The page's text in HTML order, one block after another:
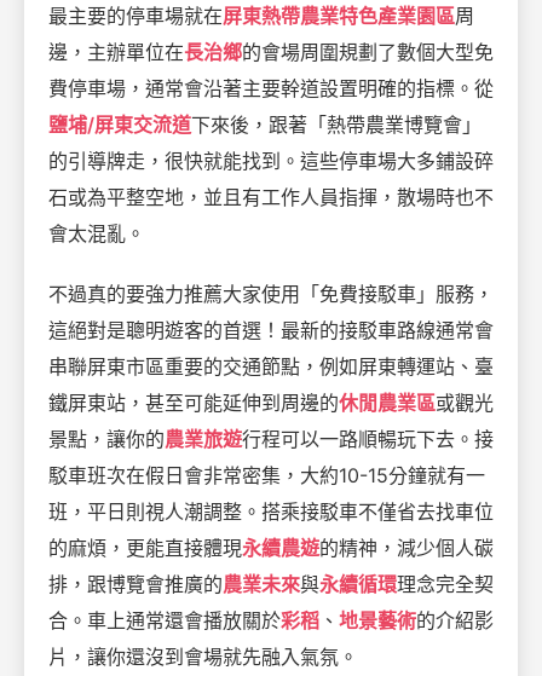
最主要的停車場就在屏東熱帶農業特色產業園區周
邊，主辦單位在長治鄉的會場周圍規劃了數個大型免
費停車場，通常會沿著主要幹道設置明確的指標。從
鹽埔/屏東交流道下來後，跟著「熱帶農業博覽會」
的引導牌走，很快就能找到。這些停車場大多鋪設碎
石或為平整空地，並且有工作人員指揮，散場時也不
會太混亂。
不過真的要強力推薦大家使用「免費接駁車」服務，
這絕對是聰明遊客的首選！最新的接駁車路線通常會
串聯屏東市區重要的交通節點，例如屏東轉運站、臺
鐵屏東站，甚至可能延伸到周邊的休閒農業區或觀光
景點，讓你的農業旅遊行程可以一路順暢玩下去。接
駁車班次在假日會非常密集，大約10-15分鐘就有一
班，平日則視人潮調整。搭乘接駁車不僅省去找車位
的麻煩，更能直接體現永續農遊的精神，減少個人碳
排，跟博覽會推廣的農業未來與永續循環理念完全契
合。車上通常還會播放關於彩稻 、 地景藝術的介紹影
片，讓你還沒到會場就先融入氣氛。